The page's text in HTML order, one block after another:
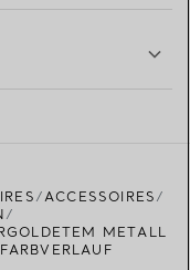
ACCESSOIRES
METALL